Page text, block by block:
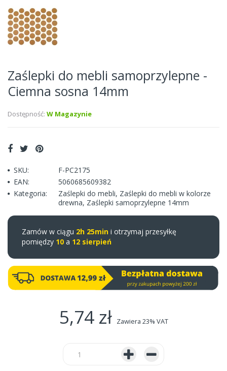
Zaślepki do mebli samoprzylepne -
Ciemna sosna 14mm
Dostępność: W Magazynie
SKU:
F-PC2175
EAN:
5060685609382
Kategoria:
Zaślepki do mebli, Zaślepki do mebli w kolorze
drewna, Zaślepki samoprzylepne 14mm
Zamów w ciągu 2h 25min i otrzymaj przesyłkę
pomiędzy 10 a 12 sierpień
5,74 zł Zawiera 23% VAT